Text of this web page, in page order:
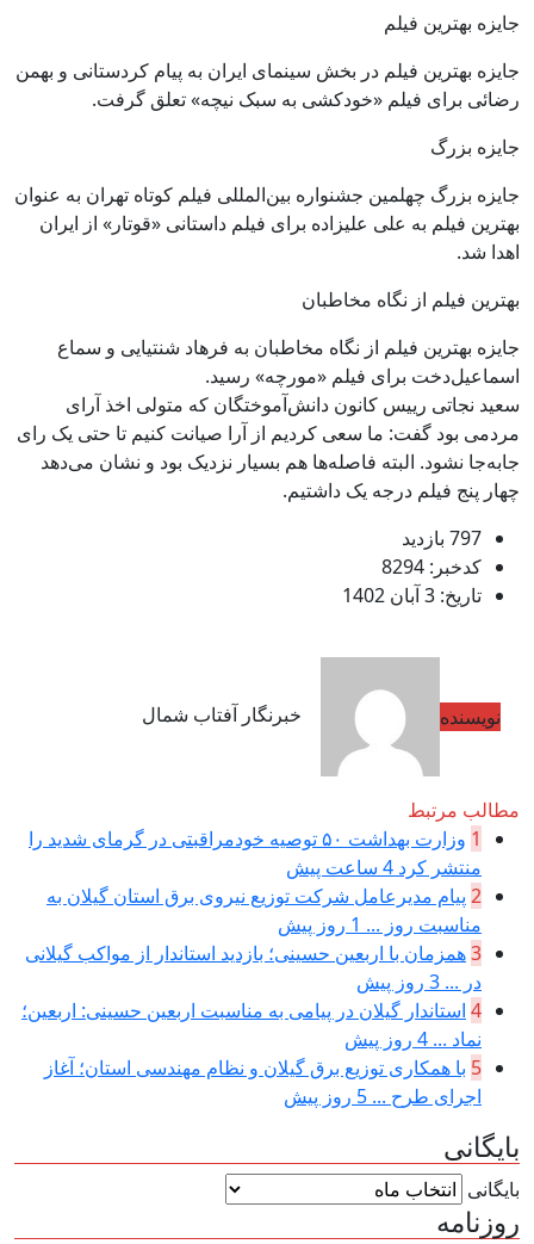
جایزه بهترین فیلم
جایزه بهترین فیلم در بخش سینمای ایران به پیام کردستانی و بهمن
رضائی برای فیلم «خودکشی به سبک نیچه» تعلق گرفت.
جایزه بزرگ
جایزه بزرگ چهلمین جشنواره بین‌المللی فیلم کوتاه تهران به عنوان
بهترین فیلم به علی علیزاده برای فیلم داستانی «قوتار» از ایران
اهدا شد.
بهترین فیلم از نگاه مخاطبان
جایزه بهترین فیلم از نگاه مخاطبان به فرهاد شنتیایی و سماع
اسماعیل‌دخت برای فیلم «مورچه» رسید.
سعید نجاتی رییس کانون دانش‌آموختگان که متولی اخذ آرای
مردمی بود گفت: ما سعی کردیم از آرا صیانت کنیم تا حتی یک رای
جابه‌جا نشود. البته فاصله‌ها هم بسیار نزدیک بود و نشان می‌دهد
چهار پنج فیلم درجه یک داشتیم.
797 بازدید
کدخبر: 8294
تاریخ: 3 آبان 1402
نویسنده خبرنگار آفتاب شمال
مطالب مرتبط
1
وزارت بهداشت ۵۰ توصیه خودمراقبتی در گرمای شدید را
منتشر کرد 4 ساعت پیش
2 پیام مدیرعامل شركت توزیع نیروی برق استان گیلان به
مناسبت روز ... 1 روز پیش
3همزمان با اربعین حسینی؛ بازدید استاندار از مواکب گیلانی
در ... 3 روز پیش
4 استاندار گیلان در پیامی به مناسبت اربعین حسینی: اربعین؛
نماد ... 4 روز پیش
5 با همکاری توزیع برق گیلان و نظام مهندسی استان؛ آغاز
اجرای طرح ... 5 روز پیش
بایگانی
بایگانی
روزنامه